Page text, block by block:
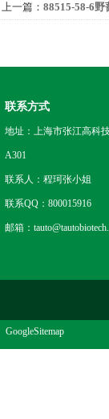
上一篇： 88515-58-6野
联系方式
地址：上海市张江高科
A301
联系人：程珂张小姐
联系QQ：800015916
邮箱：
GoogleSitemap